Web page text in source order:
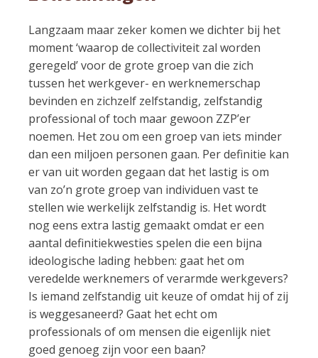
Langzaam maar zeker komen we dichter bij het
moment ‘waarop de collectiviteit zal worden
geregeld’ voor de grote groep van die zich
tussen het werkgever- en werknemerschap
bevinden en zichzelf zelfstandig, zelfstandig
professional of toch maar gewoon ZZP’er
noemen. Het zou om een groep van iets minder
dan een miljoen personen gaan. Per definitie kan
er van uit worden gegaan dat het lastig is om
van zo’n grote groep van individuen vast te
stellen wie werkelijk zelfstandig is. Het wordt
nog eens extra lastig gemaakt omdat er een
aantal definitiekwesties spelen die een bijna
ideologische lading hebben: gaat het om
veredelde werknemers of verarmde werkgevers?
Is iemand zelfstandig uit keuze of omdat hij of zij
is weggesaneerd? Gaat het echt om
professionals of om mensen die eigenlijk niet
goed genoeg zijn voor een baan?